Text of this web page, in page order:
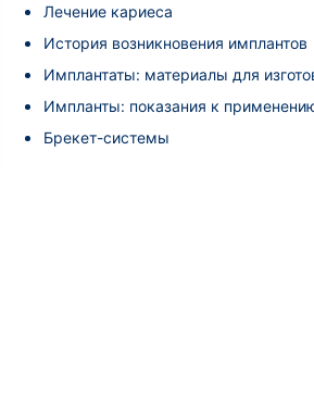
Лечение кариеса
История возникновения имплантов
Имплантаты: материалы для
Импланты: показания к
Брекет-системы